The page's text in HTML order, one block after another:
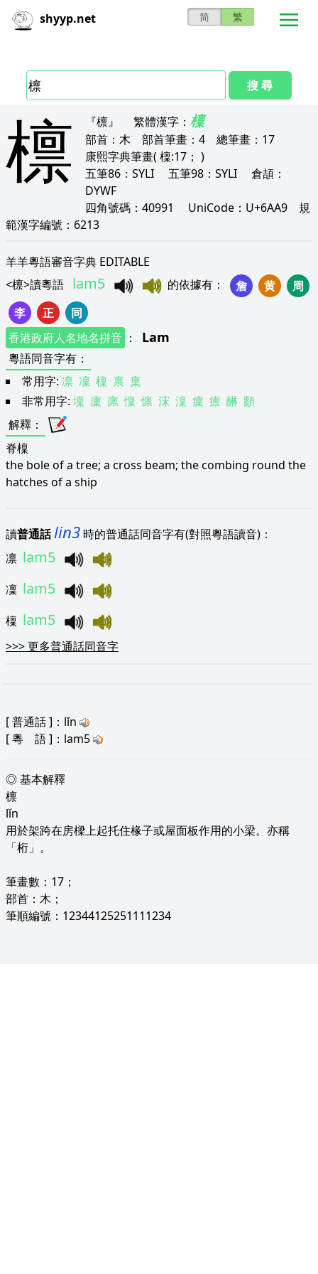
shyyp.net 简 繁
搜 尋
檩 『檩』 繁體漢字： 檁
部首： 木 部首筆畫： 4 總筆畫： 17
康熙字典筆畫( 檁:17； )
五筆86： SYLI 五筆98： SYLI 倉頡：
DYWF
四角號碼： 40991 UniCode： U+6AA9 規
範漢字編號： 6213
羊羊粵語審音字典 EDITABLE
<檩>讀粵語 lam5 的依據有 ： 詹 黄
周
李
正
同
香港政府人名地名拼音 ： Lam
粵語同音字有 ：
常用字: 凛 凜 檁 禀 稟
非常用字: 壈 廩 廪 懍 懔 浨 澟 癛 癝 醂 顲
解釋 ：
脊檁
the bole of a tree; a cross beam; the combing round the
hatches of a ship
讀普通話lin3 時的普通話同音字有(對照粵語讀音)：
凛 lam5
凜 lam5
檁 lam5
>>>更多普通話同音字
[普通話]：lǐn
[粵 語]：lam5
◎ 基本解釋
檩
lǐn
用於架跨在房樑上起托住椽子或屋面板作用的小梁。亦稱
「桁」。
筆畫數：17；
部首：木；
筆順編號：12344125251111234